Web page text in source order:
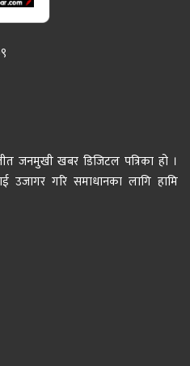
जनमुखी खबर डिजिटल पत्रिका हो ।
गरि समाधानका लागि हामि